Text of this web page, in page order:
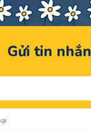
Gửi tin nhắn